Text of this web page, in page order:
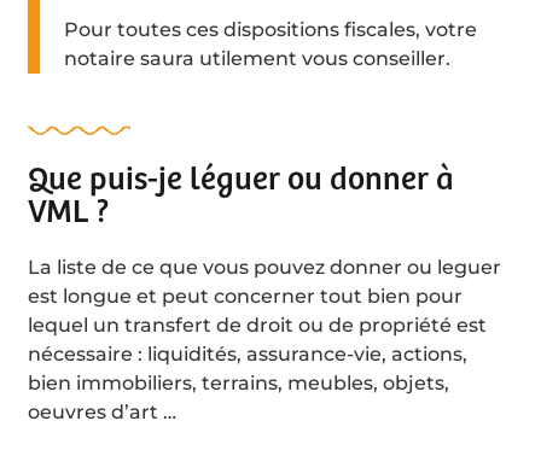
Pour toutes ces dispositions fiscales, votre
notaire saura utilement vous conseiller.
Que puis-je léguer ou donner à
VML ?
La liste de ce que vous pouvez donner ou leguer
est longue et peut concerner tout bien pour
lequel un transfert de droit ou de propriété est
nécessaire : liquidités, assurance-vie, actions,
bien immobiliers, terrains, meubles, objets,
oeuvres d’art …